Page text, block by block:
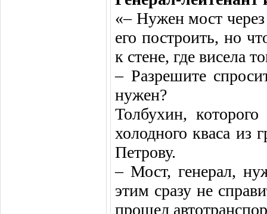
«– Нужен мост
его построить, но
к стене, где висела
– Разрешите
нужен?
Толбухин,
холодного кваса из
Петрову.
– Мост, генерал,
этим сразу не
прошел